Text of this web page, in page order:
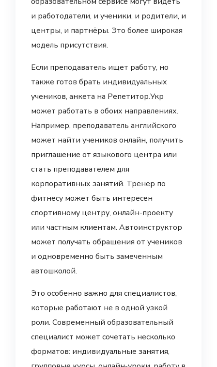
и работодатели, и ученики, и родители, и
центры, и партнёры. Это более широкая
модель присутствия.
Если преподаватель ищет работу, но
также готов брать индивидуальных
учеников, анкета на Репетитор.Укр
может работать в обоих направлениях.
Например, преподаватель английского
может найти учеников онлайн, получить
приглашение от языкового центра или
стать преподавателем для
корпоративных занятий. Тренер по
фитнесу может быть интересен
спортивному центру, онлайн-проекту
или частным клиентам. Автоинструктор
может получать обращения от учеников
и одновременно быть замеченным
автошколой.
Это особенно важно для специалистов,
которые работают не в одной узкой
роли. Современный образовательный
специалист может сочетать несколько
форматов: индивидуальные занятия,